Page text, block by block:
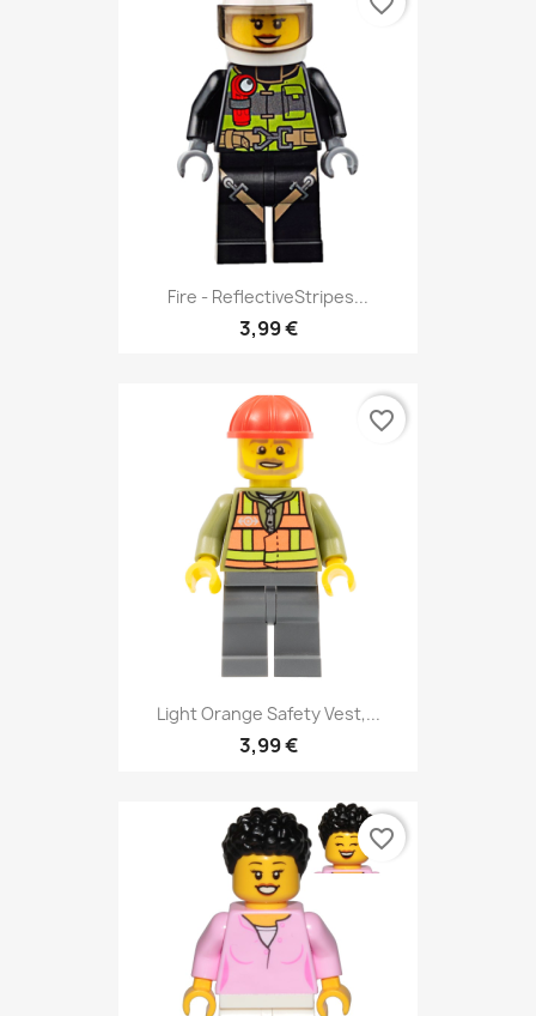
Fire - ReflectiveStripes...
3,99 €
Light Orange Safety Vest,...
3,99 €
favorite_border
favorite_border